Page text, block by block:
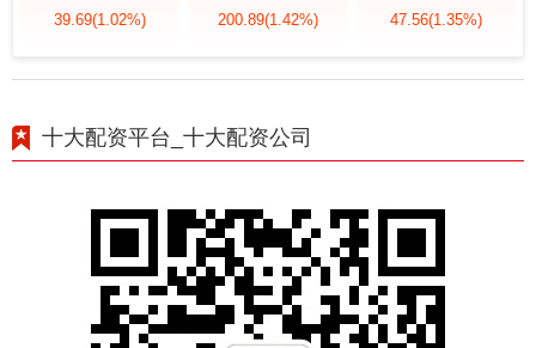
39.69(1.02%) 200.89(1.42%) 47.56(1.35%)
十大配资平台_十大配资公司